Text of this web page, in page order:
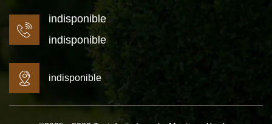
indisponible
indisponible
indisponible